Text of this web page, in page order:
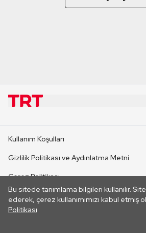
Bu sitede tanımlama bilgileri kullanılır.
ederek, çerez kullanımımızı kabul etmiş
Politikası
CANLI YAYINLAR
Kullanım Koşulları
Gizlilik Politikası ve Aydınlatma Metni
Çerez Politikası
İletişim
Her hakkı saklıdır. ©2026 TRT.